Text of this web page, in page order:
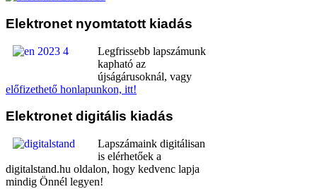
Elektronet nyomtatott kiadás
Legfrissebb lapszámunk
kapható az
újságárusoknál, vagy
előfizethető honlapunkon, itt!
Elektronet digitális kiadás
Lapszámaink digitálisan
is elérhetőek a
digitalstand.hu oldalon, hogy kedvenc lapja
mindig Önnél legyen!